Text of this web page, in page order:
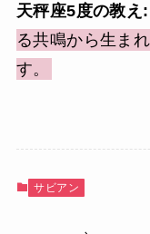
天秤座5度の教え:
る共鳴から生ま
す。
サビアン